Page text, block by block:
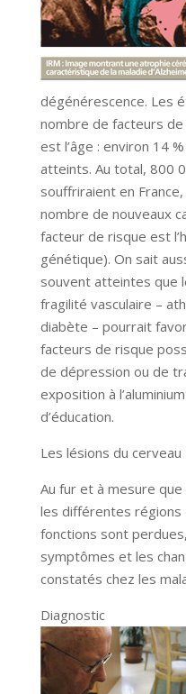
dégénérescence. Les
nombre de facteurs
est l’âge : environ 14
atteints. Au total, 800
souffriraient en
nombre de nouveaux
facteur de risque est
génétique). On sait
souvent atteintes que
fragilité vasculaire –
diabète – pourrait
facteurs de risque
de dépression ou de
exposition à
d’éducation.
Les lésions du cerveau
Au fur et à mesure
les différentes régions
fonctions sont
symptômes et les
constatés chez les
Diagnostic